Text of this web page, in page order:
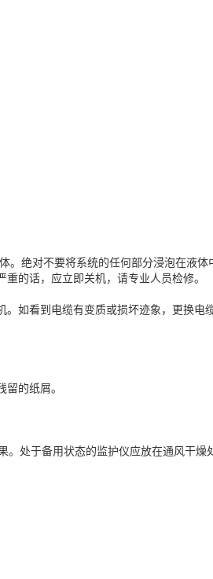
。绝对不要将系统的任何部分浸泡在液体
的话，应立即关机，请专业人员检修。
如看到电缆有变质或损坏迹象，更换电
的纸屑。
。处于备用状态的监护仪应放在通风干燥